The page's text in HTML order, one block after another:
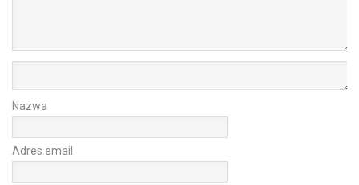
Nazwa
Adres email